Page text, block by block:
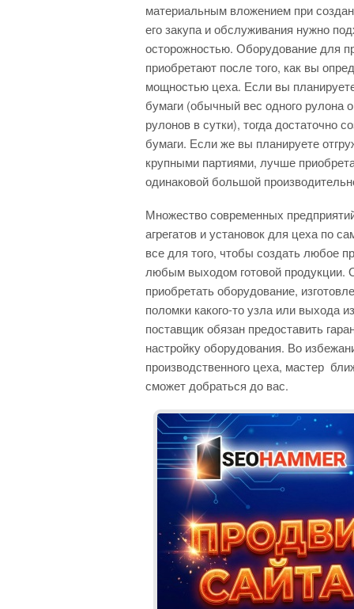
материальным вложением при
его закупа и обслуживания нужно
осторожностью. Оборудование для
приобретают после того, как вы
мощностью цеха. Если вы
бумаги (обычный вес одного рулона
рулонов в сутки), тогда достаточно
бумаги. Если же вы планируете
крупными партиями, лучше
одинаковой большой
Множество современных
агрегатов и установок для цеха по
все для того, чтобы создать любое
любым выходом готовой
приобретать оборудование,
поломки какого-то узла или выхода
поставщик обязан предоставить
настройку оборудования. Во
производственного цеха, мастер
сможет добраться до вас.